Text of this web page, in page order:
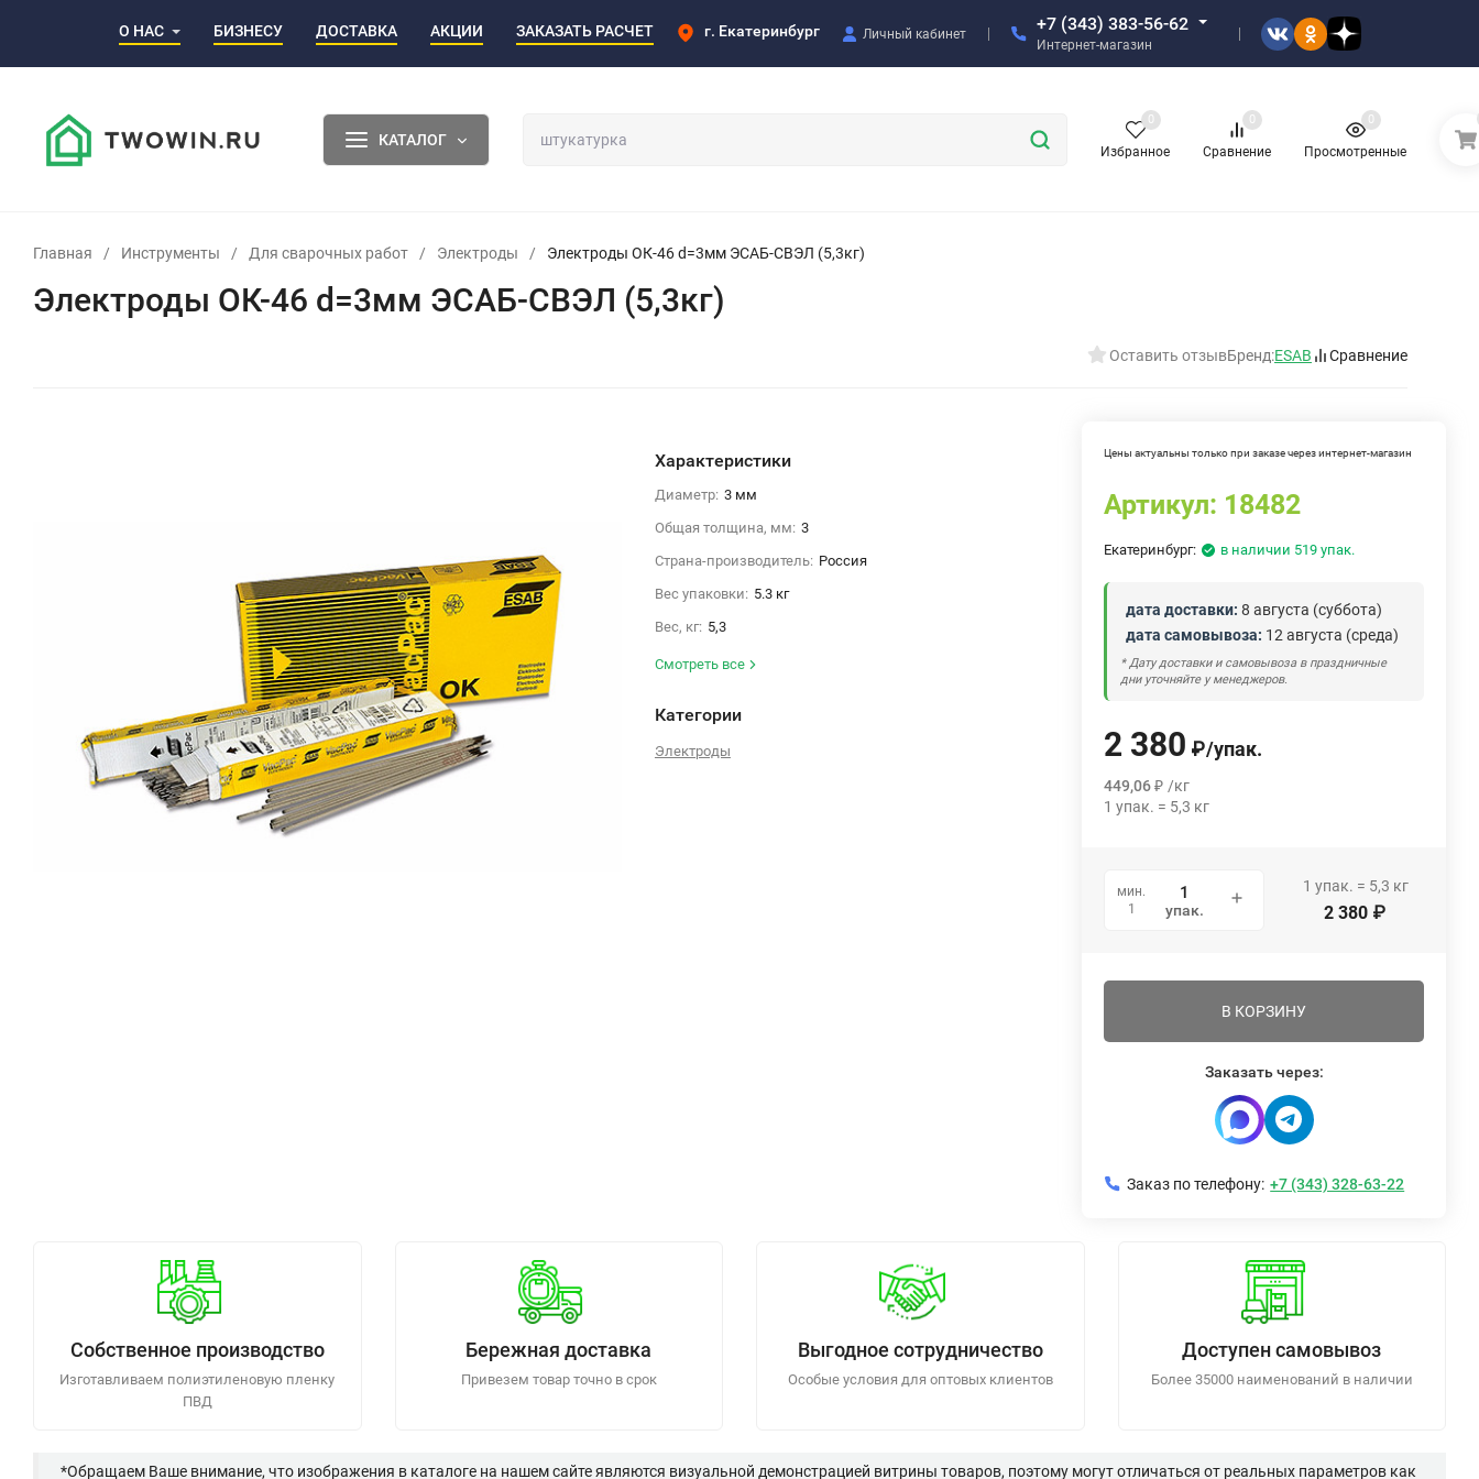
О НАС БИЗНЕСУ ДОСТАВКА АКЦИИ ЗАКАЗАТЬ РАСЧЕТ г. Екатеринбург Личный кабинет +7 (343) 383-56-62
Интернет-магазин
КАТАЛОГ
Избранное
0
Сравнение
0
Просмотренные
0
Главная / Инструменты / Для сварочных работ / Электроды / Электроды ОК-46 d=3мм ЭСАБ-СВЭЛ (5,3кг)
Электроды ОК-46 d=3мм ЭСАБ-СВЭЛ (5,3кг)
Оставить отзывБренд:ESAB Сравнение
Характеристики
Диаметр: 3 мм
Общая толщина, мм: 3
Страна-производитель: Россия
Вес упаковки: 5.3 кг
Вес, кг: 5,3
Смотреть все
Категории
Электроды
Цены актуальны только при заказе через интернет-магазин
Артикул: 18482
Екатеринбург: в наличии 519 упак.
дата доставки: 8 августа (суббота)
дата самовывоза: 12 августа (среда)
* Дату доставки и самовывоза в праздничные
дни уточняйте у менеджеров.
2 380 ₽/упак.
449,06 ₽ /кг
1 упак. = 5,3 кг
мин.
1
упак.
1 упак. = 5,3 кг
2 380 ₽
В КОРЗИНУ
Заказать через:
Заказ по телефону: +7 (343) 328-63-22
Собственное производство
Изготавливаем полиэтиленовую пленку
ПВД
Бережная доставка
Привезем товар точно в срок
Выгодное сотрудничество
Особые условия для оптовых клиентов
Доступен самовывоз
Более 35000 наименований в наличии
*Обращаем Ваше внимание, что изображения в каталоге на нашем сайте являются визуальной демонстрацией витрины товаров, поэтому могут отличаться от реальных параметров как